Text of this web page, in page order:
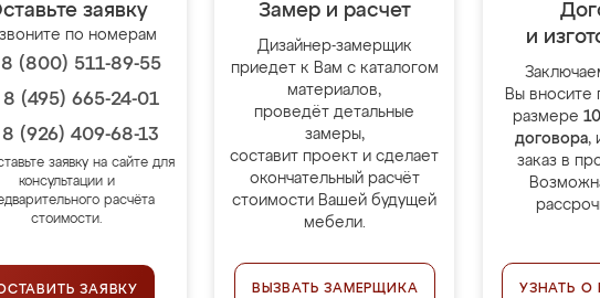
заявку
по номерам
8 (800) 511-89-55
8 (495) 665-24-01
8 (926) 409-68-13
заявку на сайте для
консультации и
расчёта
стоимости.
ЗАЯВКУ
Замер и расчет
Дизайнер-замерщик
приедет к Вам с каталогом
материалов,
проведёт детальные
замеры,
составит проект и сделает
окончательный расчёт
стоимости Вашей будущей
мебели.
ВЫЗВАТЬ ЗАМЕРЩИКА
и
Вы вносите
размере
договора,
заказ в
УЗНАТЬ О